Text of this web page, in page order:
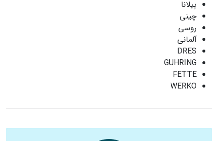
پیلانا
چینی
روسی
آلمانی
DRES
GUHRING
FETTE
WERKO